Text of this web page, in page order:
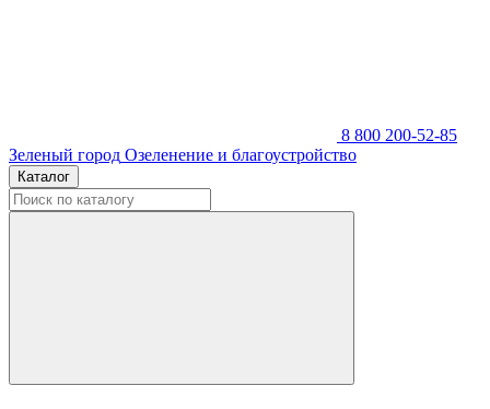
8 800 200-52-85
Зеленый город Озеленение и благоустройство
Каталог